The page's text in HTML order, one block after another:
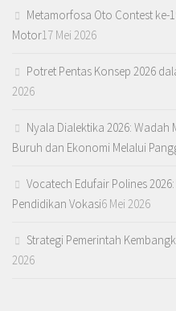
Metamorfosa Oto Contest ke-
Motor17 Mei 2026
Potret Pentas Konsep 2026
2026
Nyala Dialektika 2026: Wadah
Buruh dan Ekonomi Melalui
Vocatech Edufair Polines
Pendidikan Vokasi6 Mei 2026
Strategi Pemerintah
2026